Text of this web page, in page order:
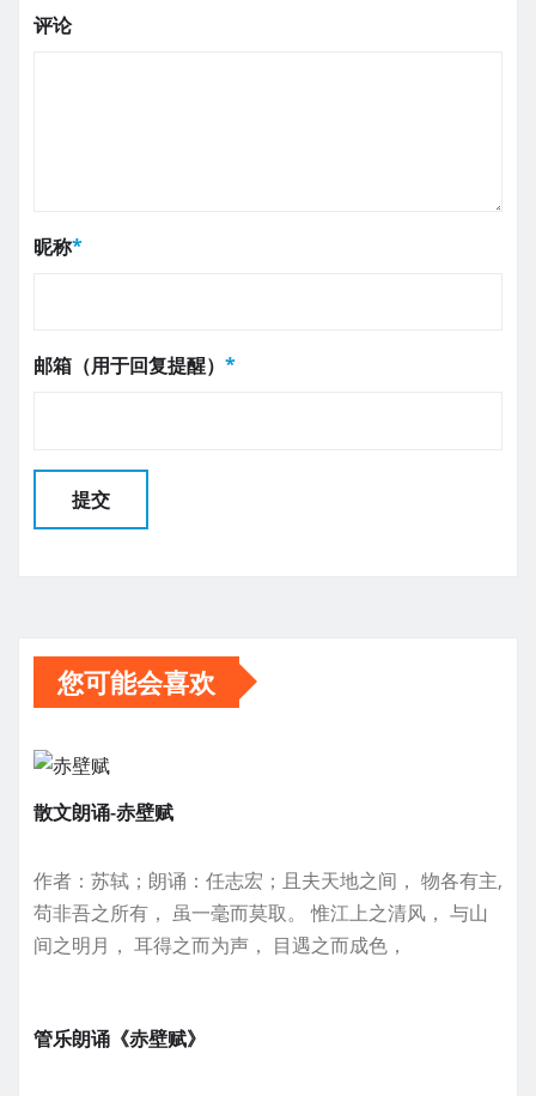
评论
昵称*
邮箱（用于回复提醒） *
您可能会喜欢
散文朗诵-赤壁赋
作者：苏轼；朗诵：任志宏；且夫天地之间， 物各有主,
苟非吾之所有， 虽一毫而莫取。 惟江上之清风， 与山
间之明月， 耳得之而为声， 目遇之而成色，
管乐朗诵《赤壁赋》